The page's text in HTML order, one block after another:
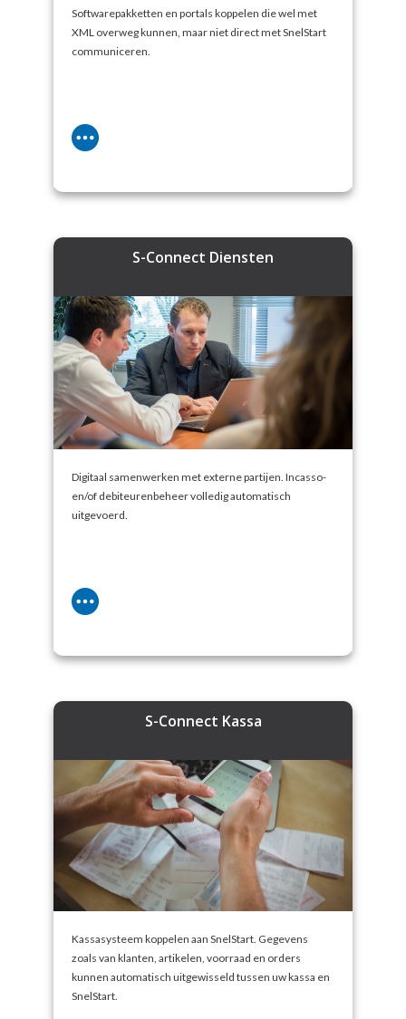
Softwarepakketten en portals koppelen die wel met
XML overweg kunnen, maar niet direct met SnelStart
communiceren.
S-Connect Diensten
Digitaal samenwerken met externe partijen. Incasso-
en/of debiteurenbeheer volledig automatisch
uitgevoerd.
S-Connect Kassa
Kassasysteem koppelen aan SnelStart. Gegevens
zoals van klanten, artikelen, voorraad en orders
kunnen automatisch uitgewisseld tussen uw kassa en
SnelStart.